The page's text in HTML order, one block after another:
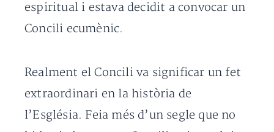
espiritual i estava decidit a convocar un
Concili ecumènic.
Realment el Concili va significar un fet
extraordinari en la història de
l’Església. Feia més d’un segle que no